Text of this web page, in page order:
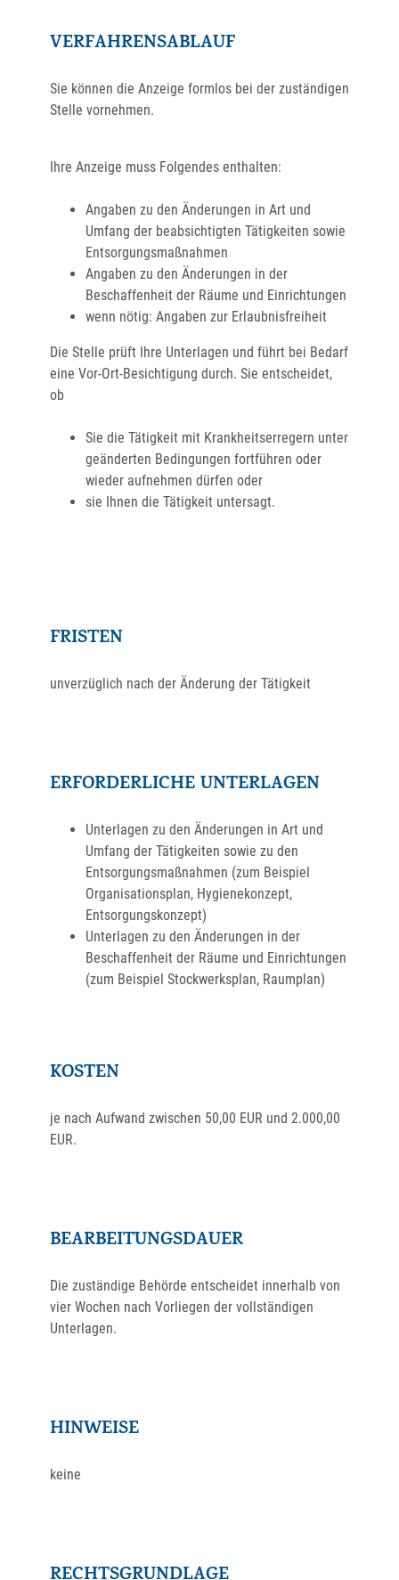
VERFAHRENSABLAUF
Sie können die Anzeige formlos bei der zuständigen
Stelle vornehmen.
Ihre Anzeige muss Folgendes enthalten:
Angaben zu den Änderungen in Art und
Umfang der beabsichtigten Tätigkeiten sowie
Entsorgungsmaßnahmen
Angaben zu den Änderungen in der
Beschaffenheit der Räume und Einrichtungen
wenn nötig: Angaben zur Erlaubnisfreiheit
Die Stelle prüft Ihre Unterlagen und führt bei Bedarf
eine Vor-Ort-Besichtigung durch. Sie entscheidet,
ob
Sie die Tätigkeit mit Krankheitserregern unter
geänderten Bedingungen fortführen oder
wieder aufnehmen dürfen oder
sie Ihnen die Tätigkeit untersagt.
FRISTEN
unverzüglich nach der Änderung der Tätigkeit
ERFORDERLICHE UNTERLAGEN
Unterlagen zu den Änderungen in Art und
Umfang der Tätigkeiten sowie zu den
Entsorgungsmaßnahmen (zum Beispiel
Organisationsplan, Hygienekonzept,
Entsorgungskonzept)
Unterlagen zu den Änderungen in der
Beschaffenheit der Räume und Einrichtungen
(zum Beispiel Stockwerksplan, Raumplan)
KOSTEN
je nach Aufwand zwischen 50,00 EUR und 2.000,00
EUR.
BEARBEITUNGSDAUER
Die zuständige Behörde entscheidet innerhalb von
vier Wochen nach Vorliegen der vollständigen
Unterlagen.
HINWEISE
keine